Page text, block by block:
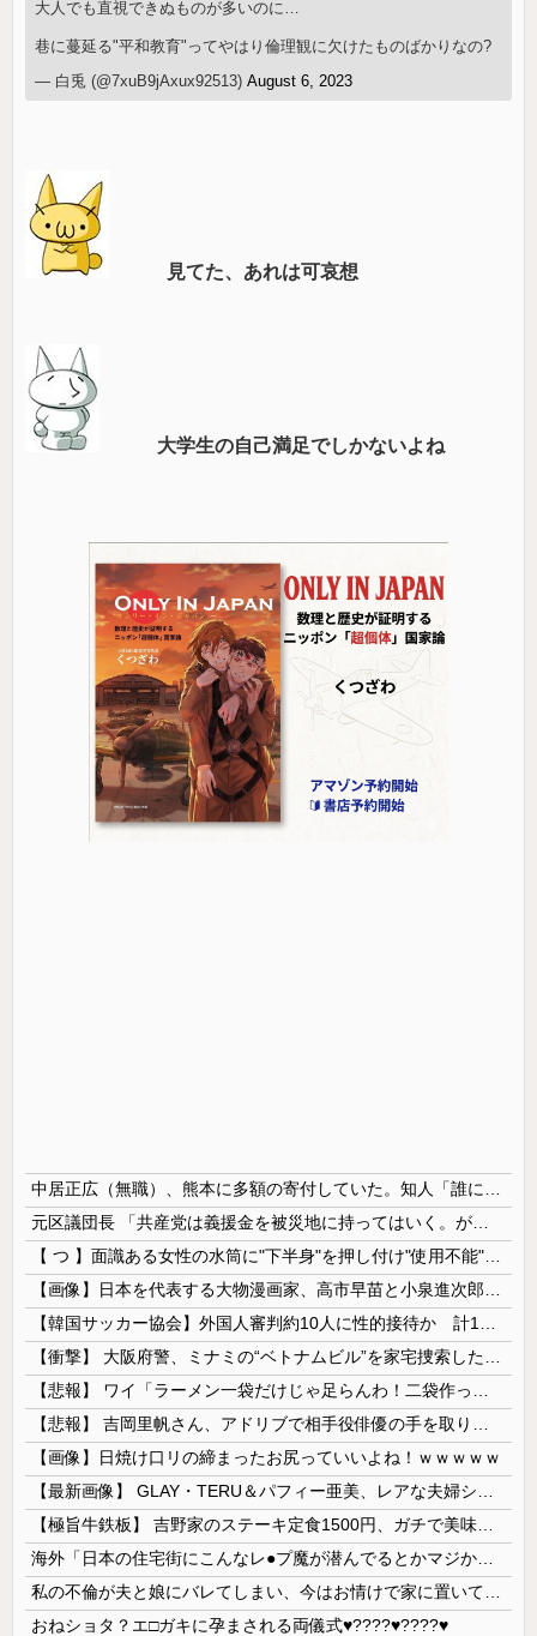
大人でも直視できぬものが多いのに…
巷に蔓延る"平和教育"ってやはり倫理観に欠けたものばかりなの?
— 白兎 (@7xuB9jAxux92513)August 6, 2023
見てた、あれは可哀想
大学生の自己満足でしかないよね
【画像】日焼け口リの締まったお尻っていいよね！ｗｗｗｗｗ
おねショタ？エ□ガキに孕まされる両儀式♥️????♥️????♥️